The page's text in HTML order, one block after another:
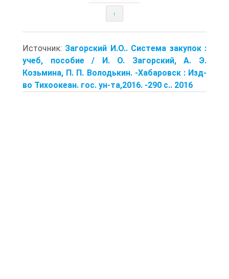
↑
Источник: Загорский И.О.. Система закупок :
учеб, пособие / И. О. Загорский, А. Э.
Козьмина, П. П. Володькин. -Хабаровск : Изд-
во Тихоокеан. гос. ун-та,2016. -290 с.. 2016